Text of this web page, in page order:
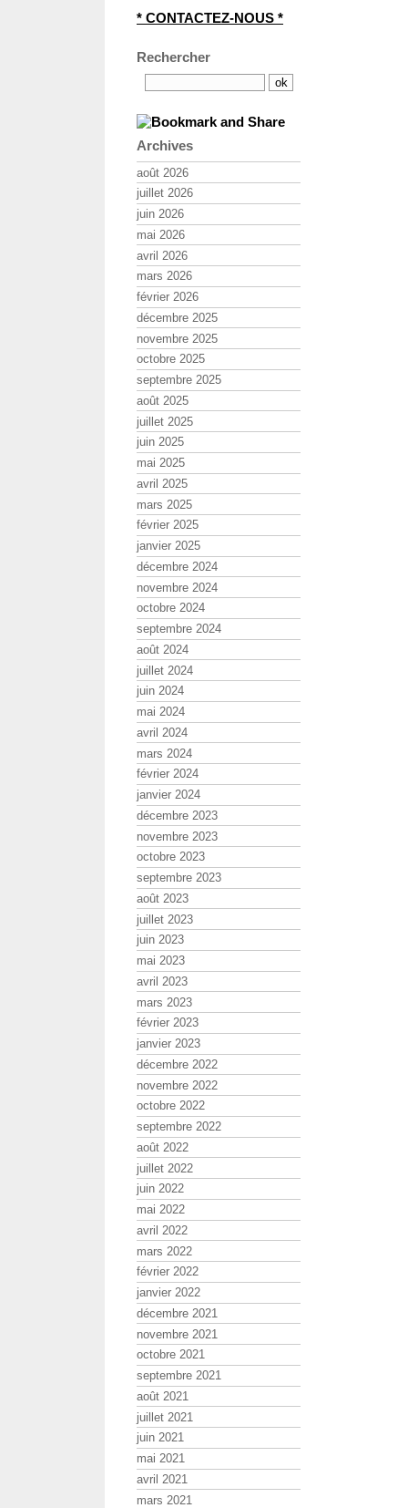
* CONTACTEZ-NOUS *
Rechercher
Archives
août 2026
juillet 2026
juin 2026
mai 2026
avril 2026
mars 2026
février 2026
décembre 2025
novembre 2025
octobre 2025
septembre 2025
août 2025
juillet 2025
juin 2025
mai 2025
avril 2025
mars 2025
février 2025
janvier 2025
décembre 2024
novembre 2024
octobre 2024
septembre 2024
août 2024
juillet 2024
juin 2024
mai 2024
avril 2024
mars 2024
février 2024
janvier 2024
décembre 2023
novembre 2023
octobre 2023
septembre 2023
août 2023
juillet 2023
juin 2023
mai 2023
avril 2023
mars 2023
février 2023
janvier 2023
décembre 2022
novembre 2022
octobre 2022
septembre 2022
août 2022
juillet 2022
juin 2022
mai 2022
avril 2022
mars 2022
février 2022
janvier 2022
décembre 2021
novembre 2021
octobre 2021
septembre 2021
août 2021
juillet 2021
juin 2021
mai 2021
avril 2021
mars 2021